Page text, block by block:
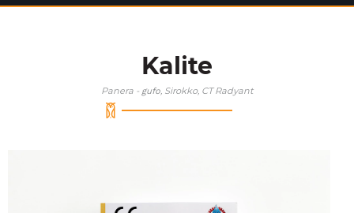
Kalite
Panera - gufo, Sirokko, CT Radyant